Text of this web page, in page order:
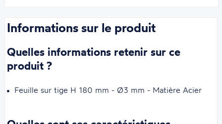
Informations sur le produit
Quelles informations retenir sur ce
produit ?
Feuille sur tige H 180 mm - Ø3 mm - Matière Acier